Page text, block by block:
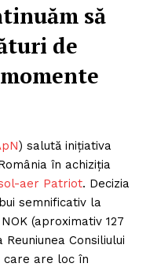
să
de
) salută inițiativa
în achiziția
aer Patriot. Decizia
semnificativ la
(aproximativ 127
Consiliului
care are loc în